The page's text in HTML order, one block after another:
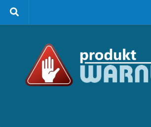
Zum Inhalt springen